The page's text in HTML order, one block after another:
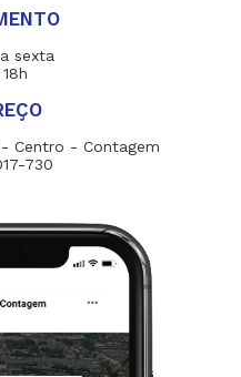
sexta
Centro - Contagem
730